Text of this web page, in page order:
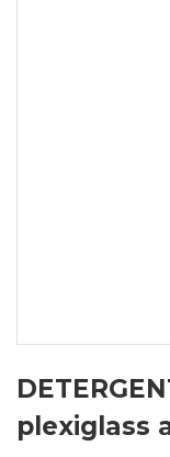
plexiglass